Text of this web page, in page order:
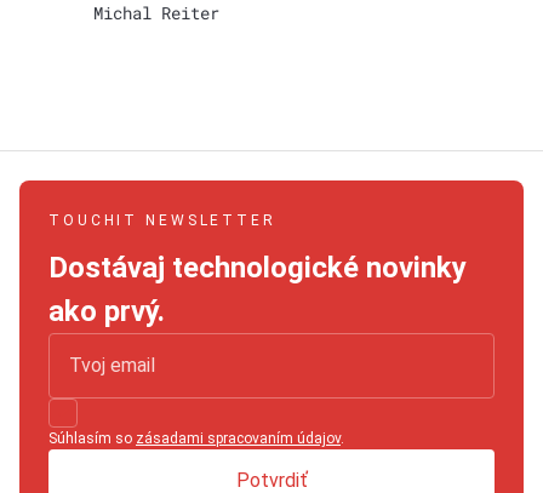
Michal Reiter
TOUCHIT NEWSLETTER
Dostávaj technologické novinky
ako prvý.
Súhlasím so zásadami spracovaním údajov.
Potvrdiť